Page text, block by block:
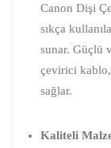
Canon Dişi
sıkça
sunar. Güçlü
çevirici kablo,
sağlar.
Kaliteli